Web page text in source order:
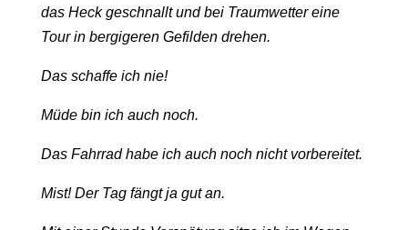
das Heck geschnallt und bei Traumwetter eine
Tour in bergigeren Gefilden drehen.
Das schaffe ich nie!
Müde bin ich auch noch.
Das Fahrrad habe ich auch noch nicht vorbereitet.
Mist! Der Tag fängt ja gut an.